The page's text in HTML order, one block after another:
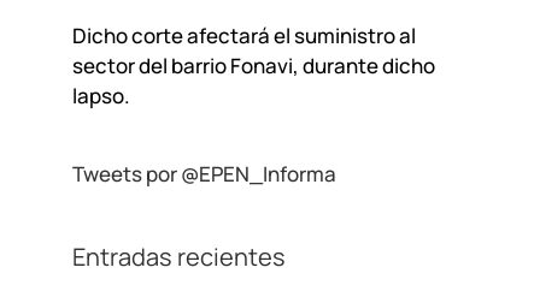
Dicho corte afectará el suministro al
sector del barrio Fonavi, durante dicho
lapso.
Tweets por @EPEN_Informa
Entradas recientes